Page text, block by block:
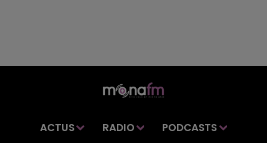
ACTUS RADIO PODCASTS